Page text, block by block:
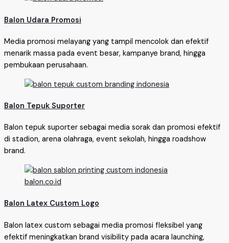
Balon Udara Promosi
Media promosi melayang yang tampil mencolok dan efektif
menarik massa pada event besar, kampanye brand, hingga
pembukaan perusahaan.
Balon Tepuk Suporter
Balon tepuk suporter sebagai media sorak dan promosi efektif
di stadion, arena olahraga, event sekolah, hingga roadshow
brand.
Balon Latex Custom Logo
Balon latex custom sebagai media promosi fleksibel yang
efektif meningkatkan brand visibility pada acara launching,